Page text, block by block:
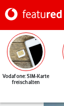
Vodafone: SIM-Karte
freischalten